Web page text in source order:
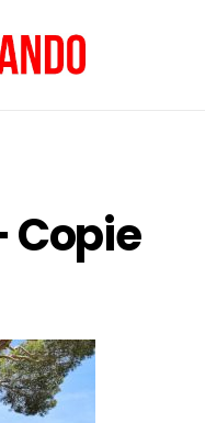
Copie